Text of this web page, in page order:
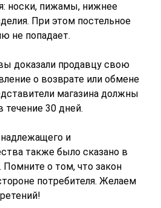
носки, пижамы, нижнее
При этом постельное
не попадает.
доказали продавцу свою
о возврате или обмене
магазина должны
течение 30 дней.
и
также было сказано в
о том, что закон
потребителя. Желаем